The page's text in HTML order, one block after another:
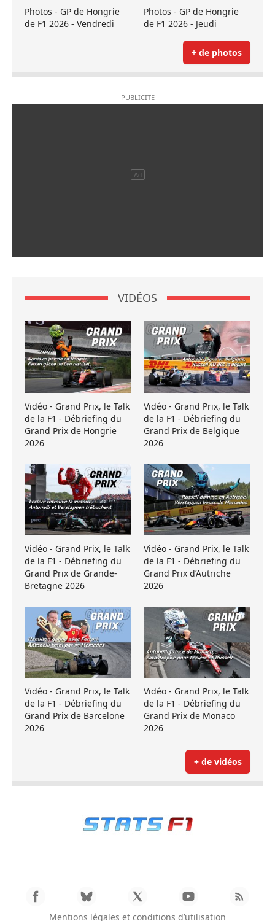
Photos - GP de Hongrie
de F1 2026 - Vendredi
Photos - GP de Hongrie
de F1 2026 - Jeudi
+ de photos
VIDÉOS
Vidéo - Grand Prix, le Talk
de la F1 - Débriefing du
Grand Prix de Hongrie
2026
Vidéo - Grand Prix, le Talk
de la F1 - Débriefing du
Grand Prix de Belgique
2026
Vidéo - Grand Prix, le Talk
de la F1 - Débriefing du
Grand Prix de Grande-
Bretagne 2026
Vidéo - Grand Prix, le Talk
de la F1 - Débriefing du
Grand Prix d’Autriche
2026
Vidéo - Grand Prix, le Talk
de la F1 - Débriefing du
Grand Prix de Barcelone
2026
Vidéo - Grand Prix, le Talk
de la F1 - Débriefing du
Grand Prix de Monaco
2026
+ de vidéos
Mentions légales et conditions d’utilisation